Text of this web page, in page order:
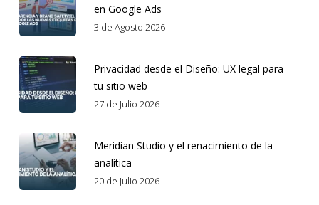
en Google Ads
3 de Agosto 2026
Privacidad desde el Diseño: UX legal para
tu sitio web
27 de Julio 2026
Meridian Studio y el renacimiento de la
analítica
20 de Julio 2026